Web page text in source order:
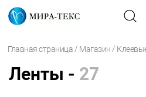
Главная страница / Магазин /
Ленты - 27